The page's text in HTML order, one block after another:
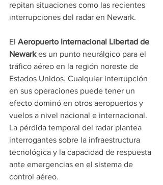
repitan situaciones como las recientes
interrupciones del radar en Newark.
El Aeropuerto Internacional Libertad de
Newark es un punto neurálgico para el
tráfico aéreo en la región noreste de
Estados Unidos. Cualquier interrupción
en sus operaciones puede tener un
efecto dominó en otros aeropuertos y
vuelos a nivel nacional e internacional.
La pérdida temporal del radar plantea
interrogantes sobre la infraestructura
tecnológica y la capacidad de respuesta
ante emergencias en el sistema de
control aéreo.